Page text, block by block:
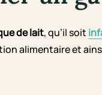
de lait, qu’il soit
alimentaire et